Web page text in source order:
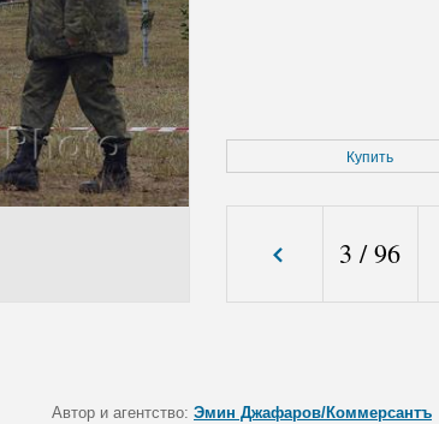
Купить
3 /96
Автор и агентство: Эмин Джафаров/Коммерсантъ